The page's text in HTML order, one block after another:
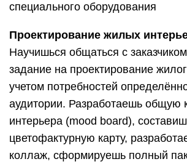
специального оборудования
Проектирование жилых
Научишься общаться с
задание на проектирование
учетом потребностей
аудитории. Разработаешь общую
интерьера (mood board),
цветофактурную карту,
коллаж, сформируешь полный